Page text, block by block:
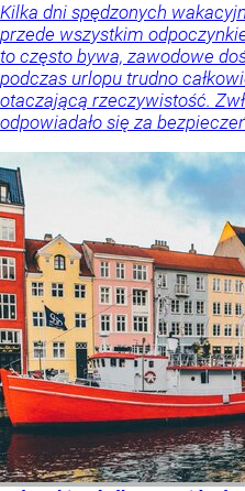
Kilka dni spędzonych
przede wszystkim
to często bywa, zawodowe
podczas urlopu trudno
otaczającą rzeczywistość.
odpowiadało się za